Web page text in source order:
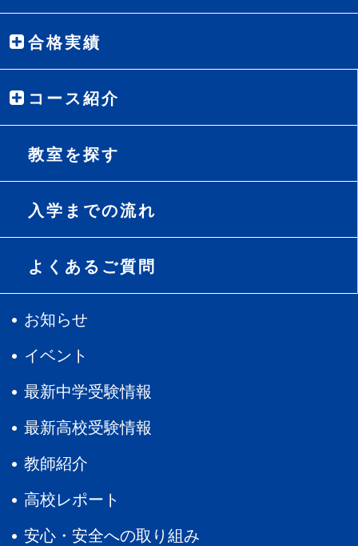
■保護者さんからのメッセージ■
小学校４年生から３年間、本当にありがとうございました。
南高校附属中に行きたいという希望を持ちながらも勉強の仕
談に乗っていただきました
重ねて合格することができました。何より「やりきった！」
と思えたことが、受験して、中萬学院にお世話になって良か
った と思います。
合格実績
コース紹介
教室を探す
入学までの流れ
よくあるご質問
お知らせ
イベント
最新中学受験情報
最新高校受験情報
教師紹介
高校レポート
安心・安全への取り組み